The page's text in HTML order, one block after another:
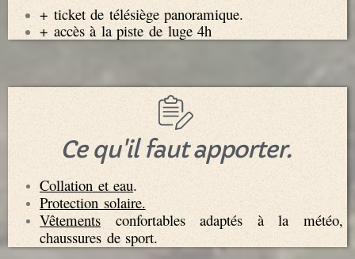
+ ticket de télésiège panoramique.
+ accès à la piste de luge 4h
Ce qu'il faut apporter.
Collation et eau.
Protection solaire.
Vêtements confortables adaptés à la météo,
chaussures de sport.